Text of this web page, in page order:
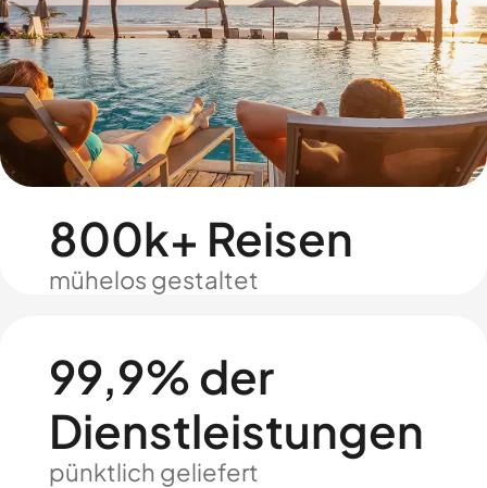
800k+ Reisen
mühelos gestaltet
99,9% der
Dienstleistungen
pünktlich geliefert